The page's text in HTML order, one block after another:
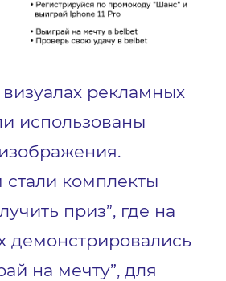
рекламных
использованы
комплекты
приз”, где на
демонстрировались
на мечту”, для